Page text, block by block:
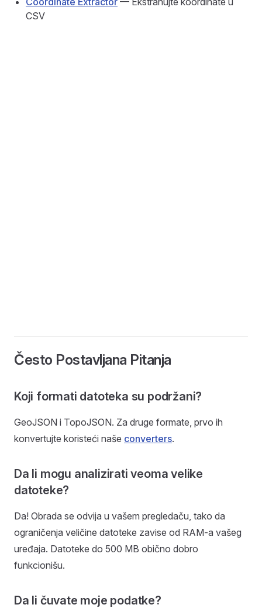
CSV
Često Postavljana Pitanja
Koji formati datoteka su podržani?
GeoJSON i TopoJSON. Za druge formate, prvo ih
konvertujte koristeći naše converters.
Da li mogu analizirati veoma velike
datoteke?
Da! Obrada se odvija u vašem pregledaču, tako da
ograničenja veličine datoteke zavise od RAM-a vašeg
uređaja. Datoteke do 500 MB obično dobro
funkcionišu.
Da li čuvate moje podatke?